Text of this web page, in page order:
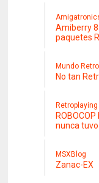
Amiberry
paquetes
Mundo
No tan
Retroplaying
nunca tuvo
MSXBlog
Zanac-EX